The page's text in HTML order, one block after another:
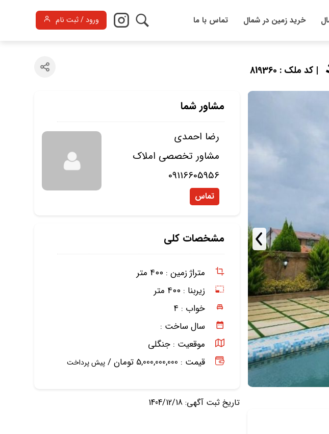
خرید زمین در شمال تماس با ما ورود / ثبت نام
| کد ملک : 819360
مشاور شما
رضا احمدی
مشاور تخصصی املاک
09116605956
تماس
مشخصات کلی
متراژ زمین : ۴۰۰ متر
زیربنا : ۴۰۰ متر
خواب : ۴
سال ساخت :
موقعیت : جنگلی
قیمت : 5,000,000,000 تومان /
پیش پرداخت
تاریخ ثبت آگهی: 1404/12/18